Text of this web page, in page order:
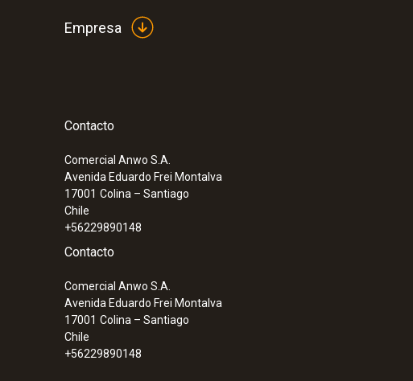
:0563 3240 70
y estimación de fugas
Empresa
Contacto
Comercial Anwo S.A.
Avenida Eduardo Frei Montalva
17001 Colina – Santiago
Chile
+56229890148
Contacto
Comercial Anwo S.A.
Avenida Eduardo Frei Montalva
17001 Colina – Santiago
Chile
+56229890148